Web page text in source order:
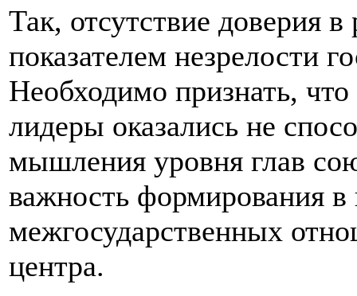
Так, отсутствие доверия
показателем незрелости
Необходимо признать,
лидеры оказались не
мышления уровня глав
важность формирования
межгосударственных
центра.